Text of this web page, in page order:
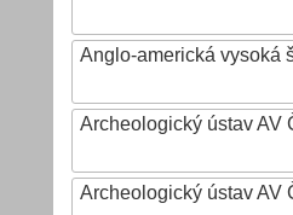
Anglo-americká vysoká
Archeologický ústav AV
Archeologický ústav AV